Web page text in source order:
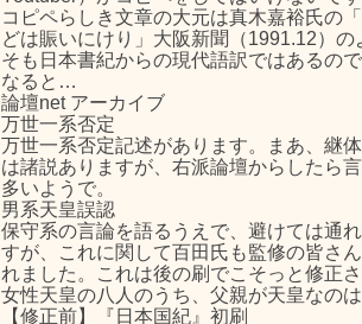
コピペらしき文章の大元は真木嘉裕氏の
どは賑いにけり」大阪新聞（1991.12）
そも日本書紀からの現代語訳ではあるの
なると…
論壇net アーカイブ
万世一系否定
万世一系否定記述があります。まあ、継
は諸説ありますが、右派論壇からしたら
多いようで。
男系天皇誤認
保守系の言論を語るうえで、避けては通
すが、これに関して百田氏も監修の皆さ
れました。これは後の刷でこそっと修正
女性天皇の八人のうち、父親が天皇なのは
【修正前】『日本国紀』初刷